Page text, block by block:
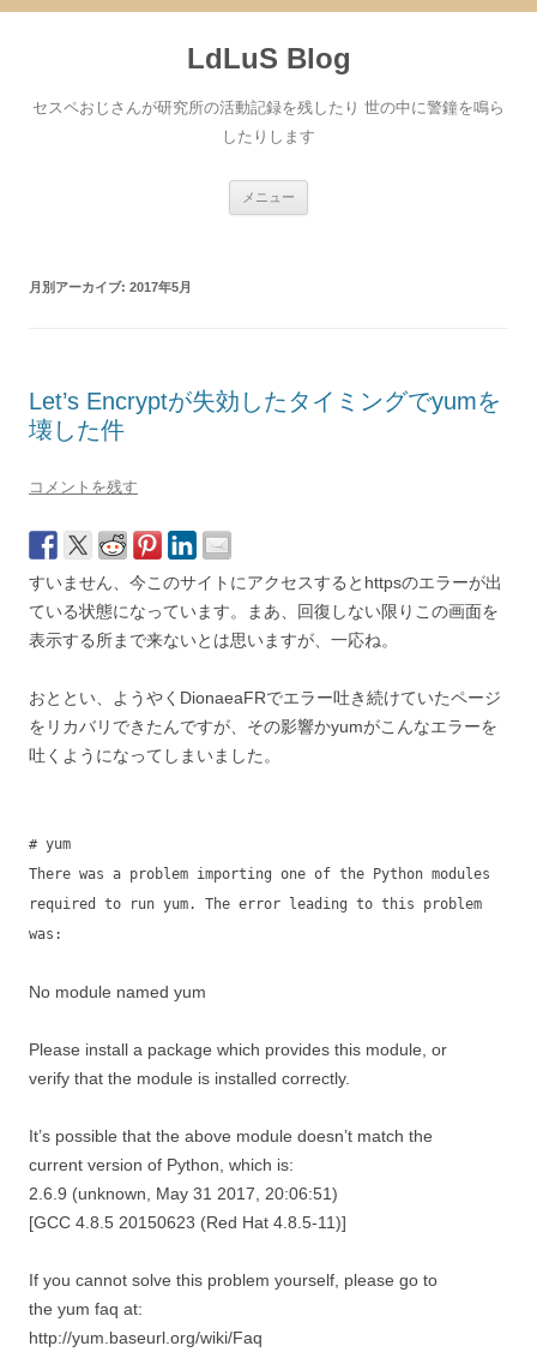
へ
ス
LdLuS Blog
セスペおじさんが研究所の活動記録を残したり 世の中に警鐘を鳴ら
したりします
メニュー
月別アーカイブ: 2017年5月
Let’s Encryptが失効したタイミングでyumを
壊した件
コメントを残す
すいません、今このサイトにアクセスするとhttpsのエラーが出
ている状態になっています。まあ、回復しない限りこの画面を
表示する所まで来ないとは思いますが、一応ね。
おととい、ようやくDionaeaFRでエラー吐き続けていたページ
をリカバリできたんですが、その影響かyumがこんなエラーを
吐くようになってしまいました。
# yum
There was a problem importing one of the Python modules
required to run yum. The error leading to this problem
was:
No module named yum
Please install a package which provides this module, or
verify that the module is installed correctly.
It’s possible that the above module doesn’t match the
current version of Python, which is:
2.6.9 (unknown, May 31 2017, 20:06:51)
[GCC 4.8.5 20150623 (Red Hat 4.8.5-11)]
If you cannot solve this problem yourself, please go to
the yum faq at:
http://yum.baseurl.org/wiki/Faq